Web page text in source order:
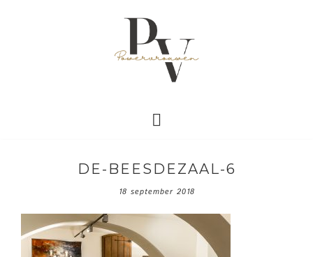
DE-BEESDEZAAL-6
18 september 2018